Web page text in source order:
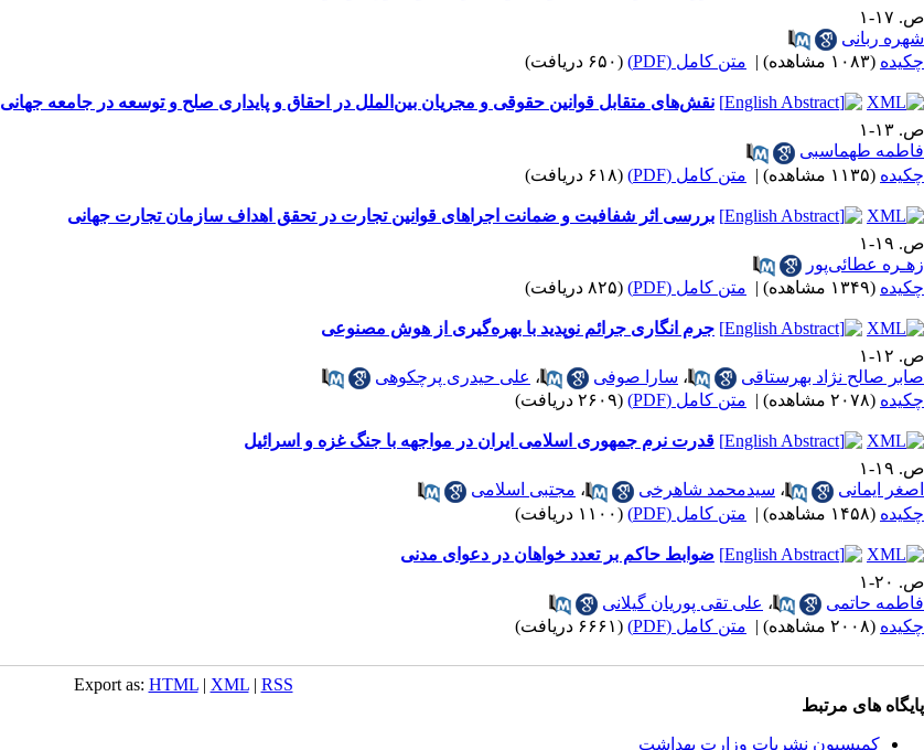
ص. ۱۷-۱
شهره ربانی
چکیده (۱۰۸۳ مشاهده) | متن کامل (PDF) (۶۵۰ دریافت)
نقش‌های متقابل قوانین حقوقی و مجریان بین‌الملل در احقاق و پایداری صلح و توسعه در جامعه جهانی
ص. ۱۳-۱
فاطمه طهماسبی
چکیده (۱۱۳۵ مشاهده) | متن کامل (PDF) (۶۱۸ دریافت)
بررسی اثر شفافیت و ضمانت اجراهای قوانین تجارت در تحقق اهداف سازمان تجارت جهانی
ص. ۱۹-۱
زهـره عطائی‌پور
چکیده (۱۳۴۹ مشاهده) | متن کامل (PDF) (۸۲۵ دریافت)
جرم انگاری جرائم نوپدید با بهره‌گیری از هوش مصنوعی
ص. ۱۲-۱
صابر صالح نژاد بهرستاقی
، سارا صوفی ، علی حیدری پرچکوهی
چکیده (۲۰۷۸ مشاهده) | متن کامل (PDF) (۲۶۰۹ دریافت)
قدرت نرم جمهوری اسلامی ایران در مواجهه با جنگ غزه و اسرائیل
ص. ۱۹-۱
اصغر ایمانی
، سیدمحمد شاهرخی ، مجتبی اسلامی
چکیده (۱۴۵۸ مشاهده) | متن کامل (PDF) (۱۱۰۰ دریافت)
ضوابط حاکم بر تعدد خواهان در دعوای مدنی
ص. ۲۰-۱
فاطمه حاتمی
، علی تقی پوریان گیلانی
چکیده (۲۰۰۸ مشاهده) | متن کامل (PDF) (۶۶۶۱ دریافت)
Export as: HTML| XML| RSS
پایگاه های مرتبط
کمیسیون نشریات وزارت بهداشت